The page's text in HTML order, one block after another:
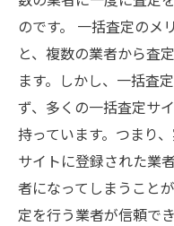
のです。 一括査定のメ
と、複数の業者から査
ます。しかし、一括査
ず、多くの一括査定サ
持っています。つまり
サイトに登録された業
者になってしまうこと
定を行う業者が信頼で